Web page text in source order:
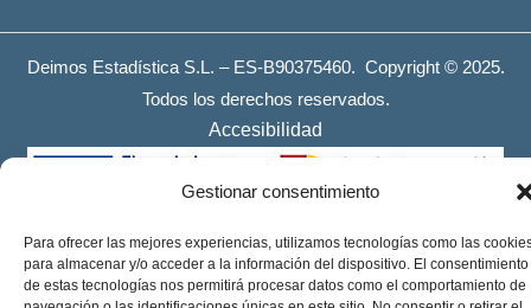
Gestionar consentimiento
Para ofrecer las mejores experiencias, utilizamos tecnologías como las
para almacenar y/o acceder a la información del dispositivo. El consentimiento
de estas tecnologías nos permitirá procesar datos como el comportamiento de
Deimos Estadística S.L. – ES-B90375460. Copyright © 2025.
Todos los derechos reservados.
Accesibilidad